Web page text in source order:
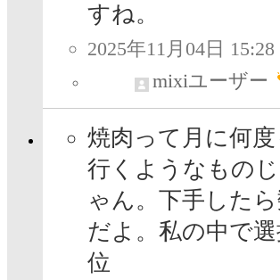
すね。
2025年11月04日 15:28
mixiユーザー
焼肉って月に何
行くようなもの
ゃん。下手した
だよ。私の中で
位